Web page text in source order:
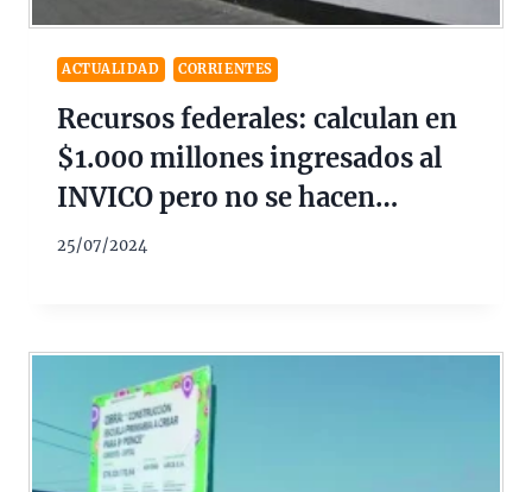
ACTUALIDAD CORRIENTES
Recursos federales: calculan en
$1.000 millones ingresados al
INVICO pero no se hacen
viviendas
25/07/2024